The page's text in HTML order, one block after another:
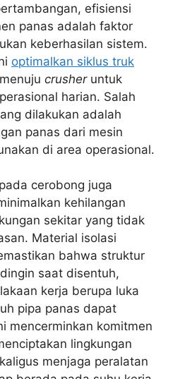
efisiensi
panas adalah faktor
keberhasilan sistem.
optimalkan siklus truk
crusheruntuk
harian. Salah
dilakukan adalah
panas dari mesin
di area operasional.
cerobong juga
kehilangan
sekitar yang tidak
Material isolasi
bahwa struktur
saat disentuh,
kerja berupa luka
pipa panas dapat
mencerminkan komitmen
lingkungan
menjaga peralatan